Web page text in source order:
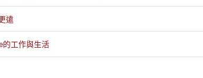
遠
的工作與生活